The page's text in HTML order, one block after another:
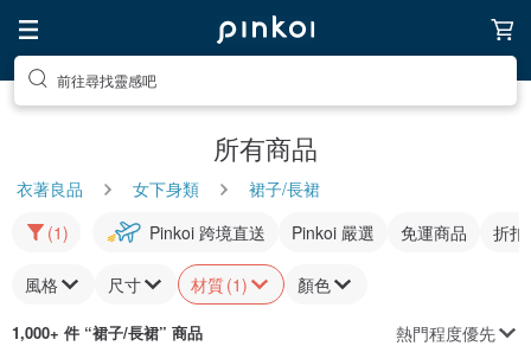
前往尋找靈感吧
所有商品
衣著良品 女下身類
裙子/長裙
(1)
Pinkoi 跨境直送 Pinkoi 嚴選 免運商品 折扣
風格 尺寸 材質(1) 顏色
1,000+ 件 “裙子/長裙” 商品 熱門程度優先